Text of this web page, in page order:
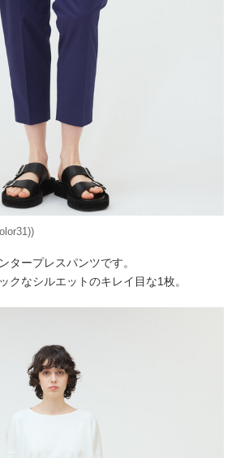
タープレスパンツです。
クなシルエットのキレイ目な1枚。